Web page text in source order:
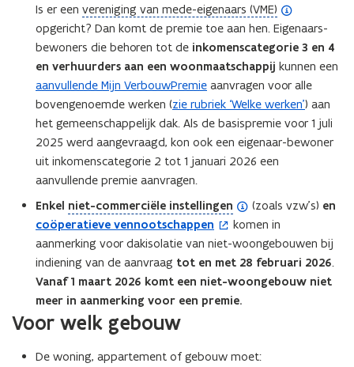
i
d
e
f
i
n
i
t
i
e
)
n
d
e
f
i
n
i
t
i
e
)
Is er een vereniging van mede-eigenaars (VME)
(
o
p
e
n
d
e
f
i
n
t
i
opgericht? Dan komt de premie toe aan hen. Eigenaars-
bewoners die behoren tot de inkomenscategorie 3 en 4
en verhuurders aan een woonmaatschappij kunnen een
aanvullende Mijn VerbouwPremie aanvragen voor alle
bovengenoemde werken (zie rubriek ‘Welke werken’) aan
het gemeenschappelijk dak. Als de basispremie voor 1 juli
2025 werd aangevraagd, kon ook een eigenaar-bewoner
uit inkomenscategorie 2 tot 1 januari 2026 een
aanvullende premie aanvragen.
Enkel niet-commerciële instellingen
(
o
p
e
n
d
e
i
(zoals vzw’s) en
coöperatieve vennootschappen
(
o
p
e
n
t
n
komen in
aanmerking voor dakisolatie van niet-woongebouwen bij
indiening van de aanvraag tot en met 28 februari 2026.
Vanaf 1 maart 2026 komt een niet-woongebouw niet
meer in aanmerking voor een premie.
Voor welk gebouw
De woning, appartement of gebouw moet: